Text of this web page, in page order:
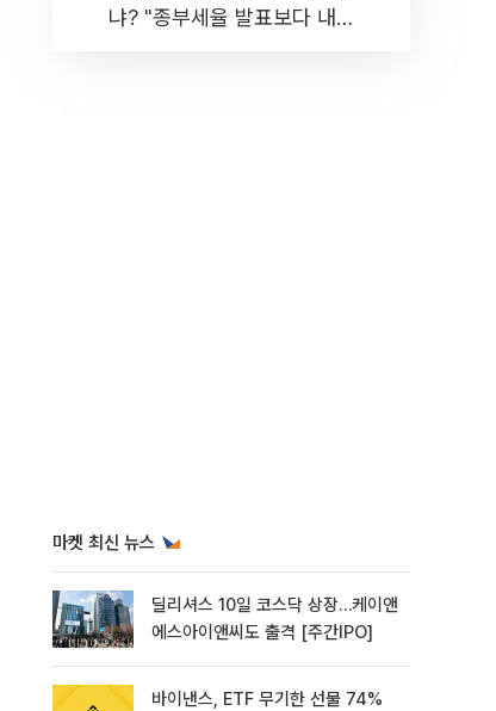
냐? "종부세율 발표보다 내릴
마켓 최신 뉴스
딜리셔스 10일 코스닥 상장…케이앤
에스아이앤씨도 출격 [주간IPO]
바이낸스, ETF 무기한 선물 74%